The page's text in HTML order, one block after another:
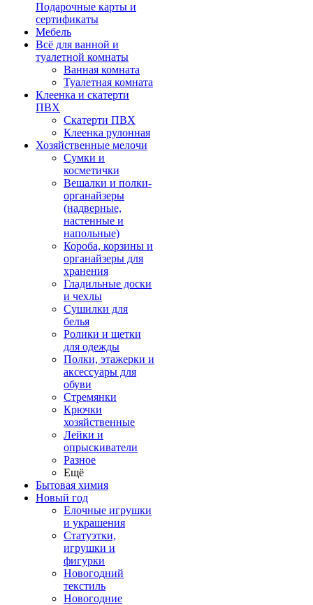
Подарочные карты и
сертификаты
Мебель
Всё для ванной и
туалетной комнаты
Ванная комната
Туалетная комната
Клеенка и скатерти
ПВХ
Скатерти ПВХ
Клеенка рулонная
Хозяйственные мелочи
Сумки и
косметички
Вешалки и полки-
органайзеры
(надверные,
настенные и
напольные)
Короба, корзины и
органайзеры для
хранения
Гладильные доски
и чехлы
Сушилки для
белья
Ролики и щетки
для одежды
Полки, этажерки и
аксессуары для
обуви
Стремянки
Крючки
хозяйственные
Лейки и
опрыскиватели
Разное
Ещё
Бытовая химия
Новый год
Елочные игрушки
и украшения
Статуэтки,
игрушки и
фигурки
Новогодний
текстиль
Новогодние